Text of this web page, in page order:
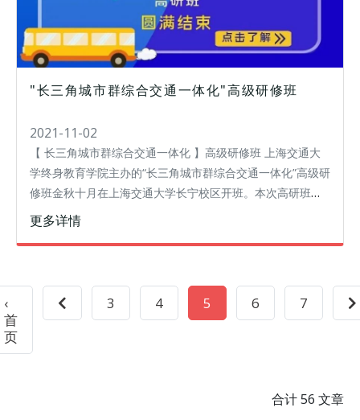
"长三角城市群综合交通一体化"高级研修班
2021-11-02
【 长三角城市群综合交通一体化 】高级研修班 上海交通大
学终身教育学院主办的“长三角城市群综合交通一体化”高级研
修班金秋十月在上海交通大学长宁校区开班。本次高研班以
长三角交通一体化发展的需求为基点，以长三角一体化综合
交通发展战略与对策研究为
更多详情
‹
首
页
3 4 5 6 7
合计 56 文章